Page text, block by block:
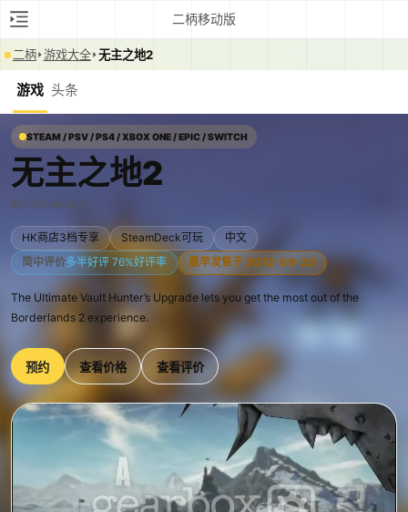
二柄移动版
二柄 游戏大全 无主之地2
游戏 头条
STEAM / PSV / PS4 / XBOX ONE / EPIC / SWITCH
无主之地2
Borderlands 2
HK商店3档专享 SteamDeck可玩
中文
简中评价多半好评 76%好评率 最早发售于 2012-09-20
The Ultimate Vault Hunter’s Upgrade lets you get the most out of the
Borderlands 2 experience.
预约 查看价格 查看评价
0:00